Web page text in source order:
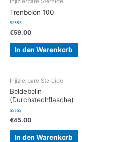
Injizierbare Steroide
Trenbolon 100
Bewertet
mit
0
von
€59.00
In den Warenkorb
Injizierbare Steroide
Boldebolin
(Durchstechflasche)
Bewertet
mit
0
von
€45.00
In den Warenkorb